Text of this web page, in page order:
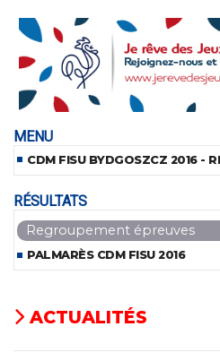
MENU
CDM FISU BYDGOSZCZ 2016 -
RÉSULTATS
Regroupement épreuves
PALMARÈS CDM FISU 2016
ACTUALITÉS